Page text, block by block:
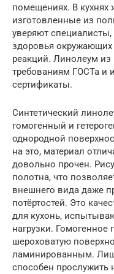
помещениях. В кухнях
изготовленные из
уверяют
здоровья
реакций. Линолеум из
требованиям ГОСТа и
сертификаты.
Синтетический
гомогенный и
однородной
на это, материал
довольно прочен.
полотна, что
внешнего вида даже
потёртостей. Это
для кухонь,
нагрузки.
шероховатую
ламинированным.
способен прослужить